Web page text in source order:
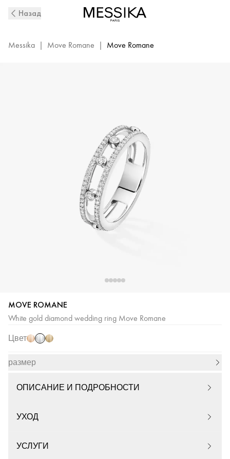
Gold
Wedding
Назад
Messika | Move Romane | Move Romane
MOVE ROMANE
White gold diamond wedding ring Move Romane
Цвет
Розовое
Белое
золото
Желтое
размер
ОПИСАНИЕ И ПОДРОБНОСТИ
УХОД
УСЛУГИ